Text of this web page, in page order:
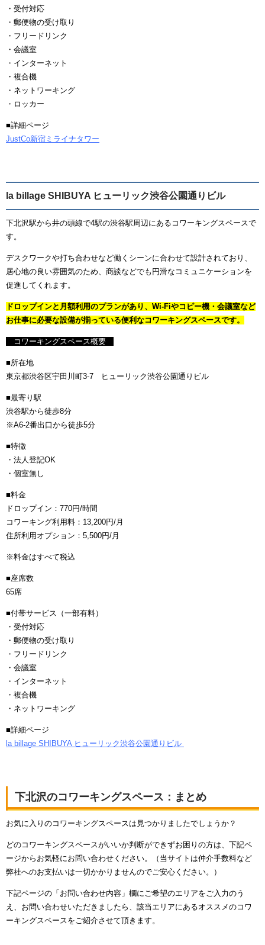
・受付対応
・郵便物の受け取り
・フリードリンク
・会議室
・インターネット
・複合機
・ネットワーキング
・ロッカー
■詳細ページ
JustCo新宿ミライナタワー
la billage SHIBUYA ヒューリック渋谷公園通りビル
下北沢駅から井の頭線で4駅の渋谷駅周辺にあるコワーキングスペースで
す。
デスクワークや打ち合わせなど働くシーンに合わせて設計されており、
居心地の良い雰囲気のため、商談などでも円滑なコミュニケーションを
促進してくれます。
ドロップインと月額利用のプランがあり、Wi-Fiやコピー機・会議室など
お仕事に必要な設備が揃っている便利なコワーキングスペースです。
コワーキングスペース概要
■所在地
東京都渋谷区宇田川町3-7 ヒューリック渋谷公園通りビル
■最寄り駅
渋谷駅から徒歩8分
※A6-2番出口から徒歩5分
■特徴
・法人登記OK
・個室無し
■料金
ドロップイン：770円/時間
コワーキング利用料：13,200円/月
住所利用オプション：5,500円/月
※料金はすべて税込
■座席数
65席
■付帯サービス（一部有料）
・受付対応
・郵便物の受け取り
・フリードリンク
・会議室
・インターネット
・複合機
・ネットワーキング
■詳細ページ
la billage SHIBUYA ヒューリック渋谷公園通りビル
下北沢のコワーキングスペース：まとめ
お気に入りのコワーキングスペースは見つかりましたでしょうか？
どのコワーキングスペースがいいか判断ができずお困りの方は、下記ペ
ージからお気軽にお問い合わせください。（当サイトは仲介手数料など
弊社へのお支払いは一切かかりませんのでご安心ください。）
下記ページの「お問い合わせ内容」欄にご希望のエリアをご入力のう
え、お問い合わせいただきましたら、該当エリアにあるオススメのコワ
ーキングスペースをご紹介させて頂きます。